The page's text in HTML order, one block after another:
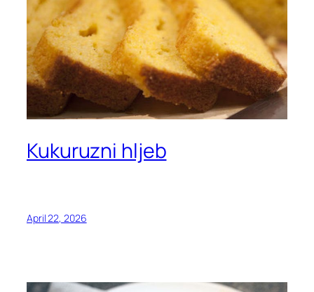
Kukuruzni hljeb
April 22, 2026